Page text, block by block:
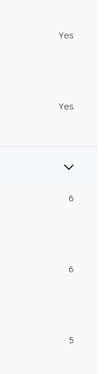
Yes
Yes
6
6
5